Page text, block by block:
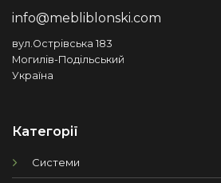
info@mebliblonski.com
вул.Острівська 183
Могилів-Подільський
Україна
Категорії
Системи